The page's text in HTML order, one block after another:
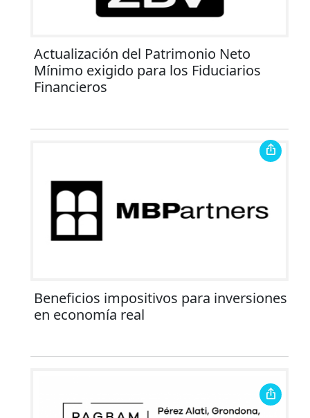
Actualización del Patrimonio Neto
Mínimo exigido para los Fiduciarios
Financieros
Beneficios impositivos para inversiones
en economía real